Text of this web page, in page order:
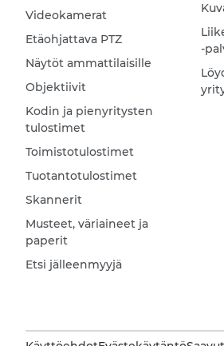
Videokamerat
Etäohjattava PTZ
Näytöt ammattilaisille
Objektiivit
Kodin ja pienyritysten
tulostimet
Toimistotulostimet
Tuotantotulostimet
Skannerit
Musteet, väriaineet ja
paperit
Etsi jälleenmyyjä
-